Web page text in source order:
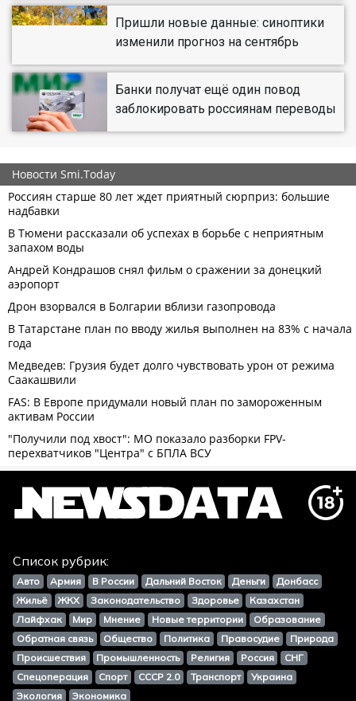
Пришли новые данные: синоптики
изменили прогноз на сентябрь
Банки получат ещё один повод
заблокировать россиянам переводы
Список рубрик:
Авто Армия В России Дальний Восток Деньги
Донбасс
Жильё
ЖКХ Законодательство Здоровье
Казахстан
Лайфхак
Мир Мнение Новые территории
Образование
Обратная связь
Общество Политика Правосудие
Природа
Происшествия
Промышленность Религия Россия
СНГ
Спецоперация
Спорт СССР 2.0 Транспорт
Украина
Экология
Экономика